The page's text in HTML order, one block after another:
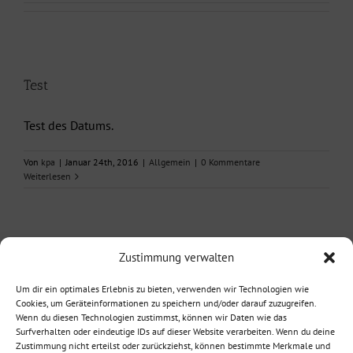
Zustimmung verwalten
Um dir ein optimales Erlebnis zu bieten, verwenden wir Technologien wie
Cookies, um Geräteinformationen zu speichern und/oder darauf zuzugreifen.
Wenn du diesen Technologien zustimmst, können wir Daten wie das
Surfverhalten oder eindeutige IDs auf dieser Website verarbeiten. Wenn du deine
Zustimmung nicht erteilst oder zurückziehst, können bestimmte Merkmale und
Test
Test des Datums.
Von kpa | Januar 24th, 2016 | Allgemein | 0 Kommentare
Weiterlesen
Willkommen zur deutschen Version von WordPress. Dies
ist der erste [...]
Vonkpa | Dezember 22nd, 2015 | Allgemein | 0 Kommentare